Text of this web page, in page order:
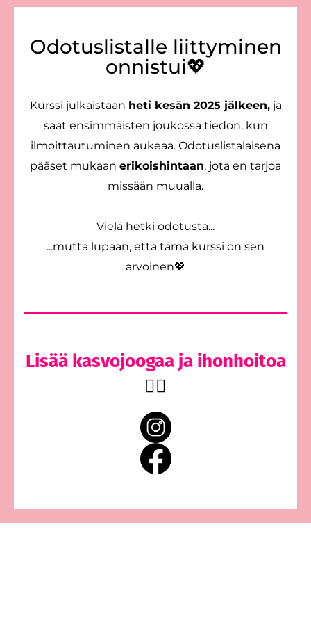
Odotuslistalle liittyminen
onnistui💖
Kurssi julkaistaan heti kesän 2025 jälkeen,ja
saat ensimmäisten joukossa tiedon, kun
ilmoittautuminen aukeaa. Odotuslistalaisena
pääset mukaan erikoishintaan, jota en tarjoa
missään muualla.
Vielä hetki odotusta...
...mutta lupaan, että tämä kurssi on sen
arvoinen💖
Lisää kasvojoogaa ja ihonhoitoa
👇🏻